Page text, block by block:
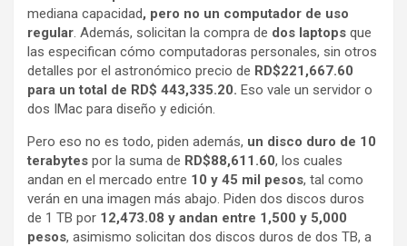
mediana capacidad, pero no un computador de uso
regular. Además, solicitan la compra de dos laptops que
las especifican cómo computadoras personales, sin otros
detalles por el astronómico precio de RD$221,667.60
para un total de RD$ 443,335.20. Eso vale un servidor o
dos IMac para diseño y edición.
Pero eso no es todo, piden además, un disco duro de 10
terabytes por la suma de RD$88,611.60, los cuales
andan en el mercado entre 10 y 45 mil pesos, tal como
verán en una imagen más abajo. Piden dos discos duros
de 1 TB por 12,473.08 y andan entre 1,500 y 5,000
pesos, asimismo solicitan dos discos duros de dos TB, a